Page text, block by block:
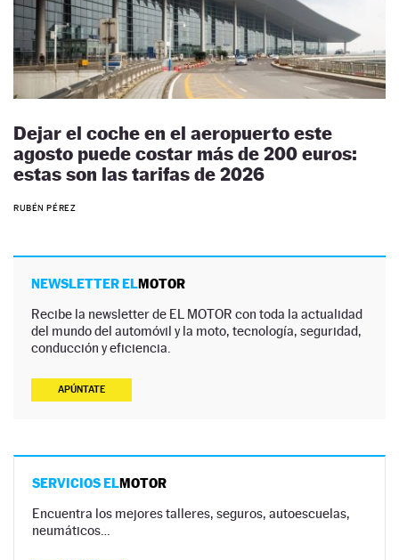
Dejar el coche en el aeropuerto este
agosto puede costar más de 200 euros:
estas son las tarifas de 2026
RUBÉN PÉREZ
NEWSLETTER ELMOTOR
Recibe la newsletter de EL MOTOR con toda la actualidad
del mundo del automóvil y la moto, tecnología, seguridad,
conducción y eficiencia.
APÚNTATE
SERVICIOS ELMOTOR
Encuentra los mejores talleres, seguros, autoescuelas,
neumáticos…